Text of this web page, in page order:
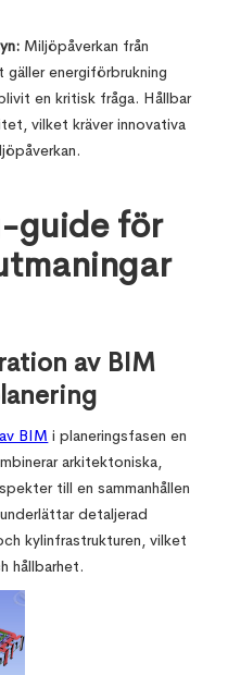
Miljöpåverkan från
energiförbrukning
en kritisk fråga. Hållbar
vilket kräver innovativa
guide för
av BIM
BIM i planeringsfasen en
arkitektoniska,
till en sammanhållen
detaljerad
kylinfrastrukturen, vilket
hållbarhet.